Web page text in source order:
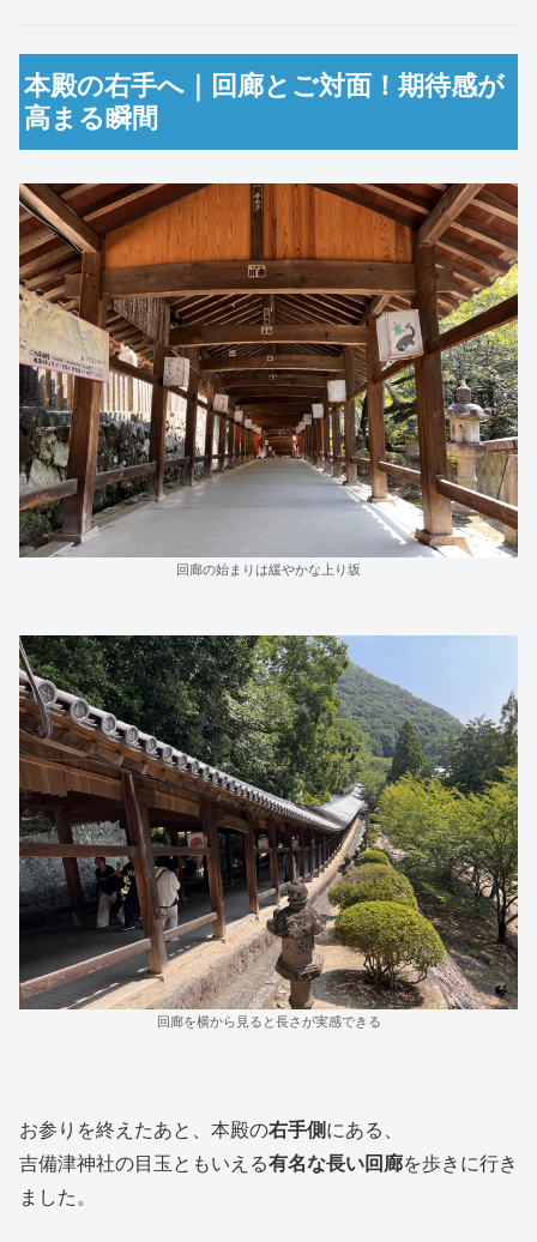
本殿の右手へ｜回廊とご対面！期待感が
高まる瞬間
回廊の始まりは緩やかな上り坂
回廊を横から見ると長さが実感できる
お参りを終えたあと、本殿の右手側 にある、
吉備津神社の目玉ともいえる有名な長い回廊を歩きに行き
ました。